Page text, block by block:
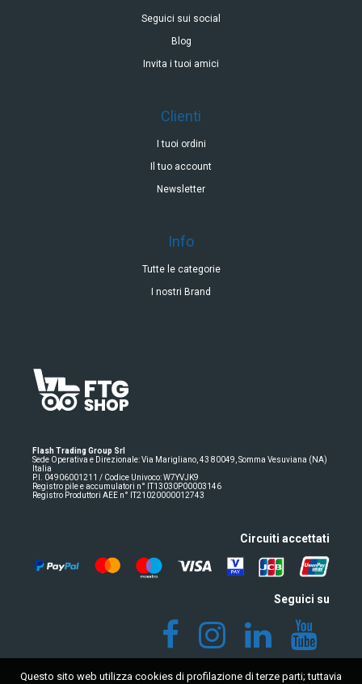
Seguici sui social
Blog
Invita i tuoi amici
Clienti
I tuoi ordini
Il tuo account
Newsletter
Info
Tutte le categorie
I nostri Brand
Flash Trading Group Srl
Sede Operativa e Direzionale: Via Marigliano, 43 80049, Somma Vesuviana (NA)
Italia
P.I. 04906001211 / Codice Univoco: W7YVJK9
Registro pile e accumulatori n° IT13030P00003146
Registro Produttori AEE n° IT21020000012743
Circuiti accettati
Seguici su
Questo sito web utilizza cookies di profilazione di terze parti; tuttavia